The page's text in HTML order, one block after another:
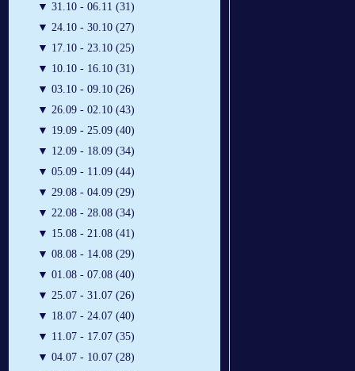
▼ 31.10 - 06.11 (31)
▼ 24.10 - 30.10 (27)
▼ 17.10 - 23.10 (25)
▼ 10.10 - 16.10 (31)
▼ 03.10 - 09.10 (26)
▼ 26.09 - 02.10 (43)
▼ 19.09 - 25.09 (40)
▼ 12.09 - 18.09 (34)
▼ 05.09 - 11.09 (44)
▼ 29.08 - 04.09 (29)
▼ 22.08 - 28.08 (34)
▼ 15.08 - 21.08 (41)
▼ 08.08 - 14.08 (29)
▼ 01.08 - 07.08 (40)
▼ 25.07 - 31.07 (26)
▼ 18.07 - 24.07 (40)
▼ 11.07 - 17.07 (35)
▼ 04.07 - 10.07 (28)